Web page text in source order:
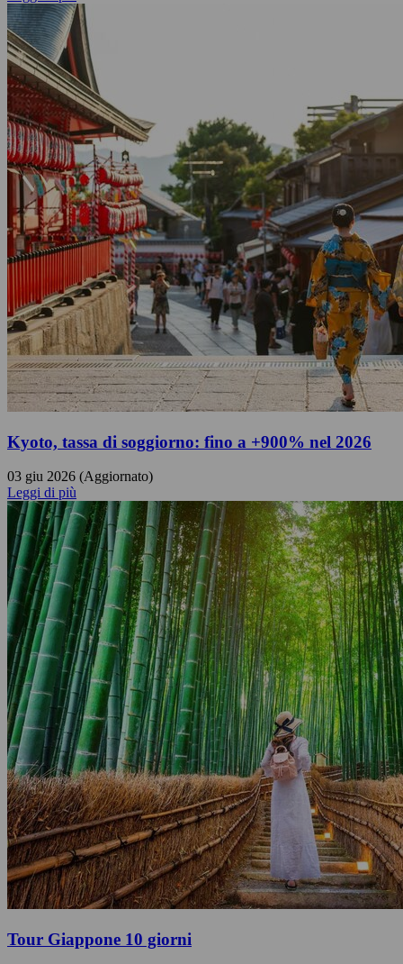
Kyoto, tassa di soggiorno: fino a +900% nel 2026
03 giu 2026 (Aggiornato)
Leggi di più
Tour Giappone 10 giorni